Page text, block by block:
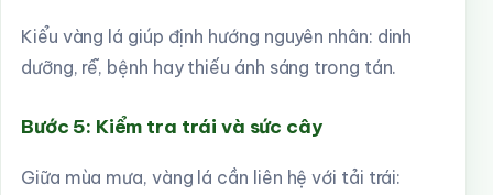
Kiểu vàng lá giúp định hướng nguyên nhân: dinh
dưỡng, rễ, bệnh hay thiếu ánh sáng trong tán.
Bước 5: Kiểm tra trái và sức cây
Giữa mùa mưa, vàng lá cần liên hệ với tải trái: